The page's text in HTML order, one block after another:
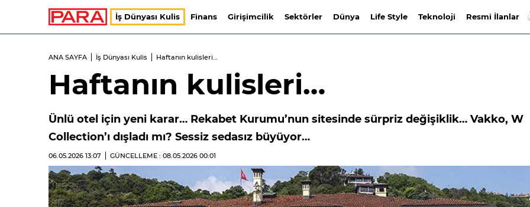
İş Dünyası Kulis Finans Girişimcilik Sektörler Dünya Life Style Teknoloji Resmi İlanlar
ANA SAYFA İş Dünyası Kulis Haftanın kulisleri…
Haftanın kulisleri…
Ünlü otel için yeni karar… Rekabet Kurumu’nun sitesinde sürpriz değişiklik… Vakko, W
Collection’ı dışladı mı? Sessiz sedasız büyüyor…
06.05.2026 13:07 GÜNCELLEME : 08.05.2026 00:01